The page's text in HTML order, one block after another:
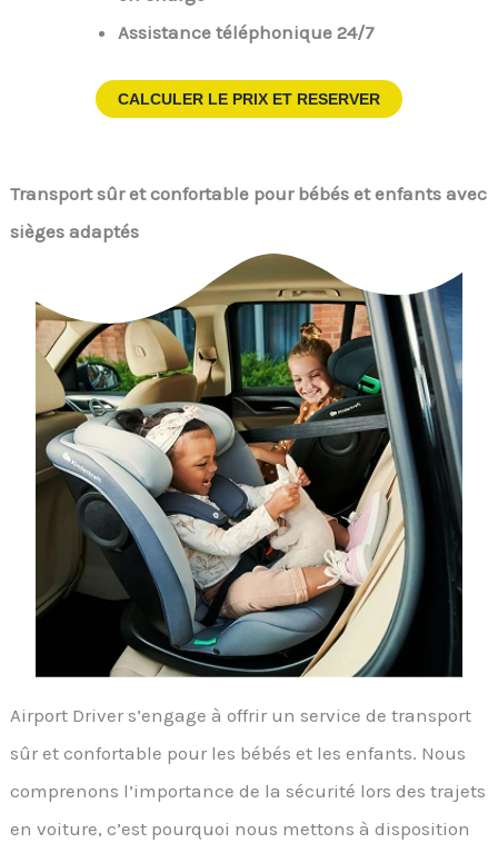
Assistance téléphonique 24/7
CALCULER LE PRIX ET RESERVER
Transport sûr et confortable pour bébés et enfants avec
sièges adaptés
Airport Driver s’engage à offrir un service de transport
sûr et confortable pour les bébés et les enfants. Nous
comprenons l’importance de la sécurité lors des trajets
en voiture, c’est pourquoi nous mettons à disposition